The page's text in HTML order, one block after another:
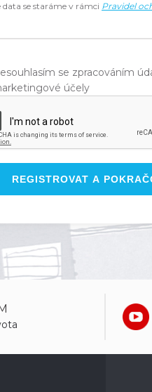
data se staráme v rámci Pravidel
se zpracováním
účely
REGISTROVAT A